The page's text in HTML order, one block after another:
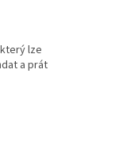
lze
a prát